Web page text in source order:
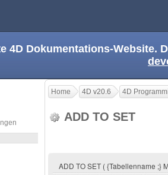
4D Dokumentations-Website.
Home 4D v20.6 4D
ADD TO SET
ADD TO SET ( {Tabellenname ;}